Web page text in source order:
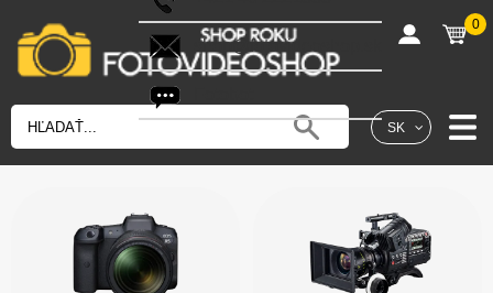
SK
shop@fotovideoshop.sk
0